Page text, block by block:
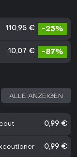
110,95 € -25%
10,07 € -87%
ALLE ANZEIGEN
0,99 €
0,99 €